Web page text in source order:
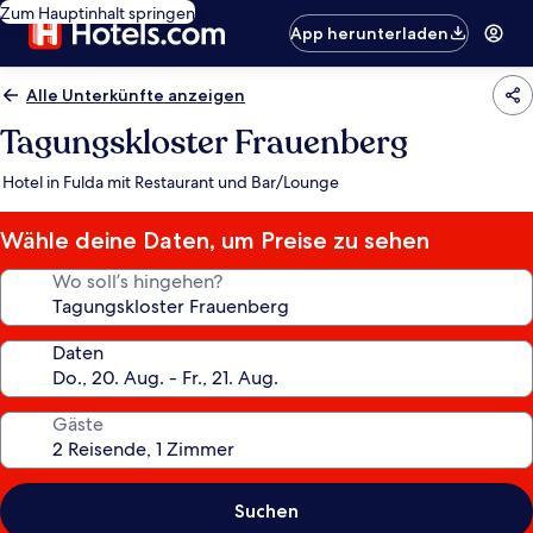
Zum Hauptinhalt springen
App herunterladen
Alle Unterkünfte anzeigen
Tagungskloster Frauenberg
Hotel in Fulda mit Restaurant und Bar/Lounge
Wähle deine Daten, um Preise zu sehen
Wo soll’s hingehen?
Daten
Gäste
Suchen